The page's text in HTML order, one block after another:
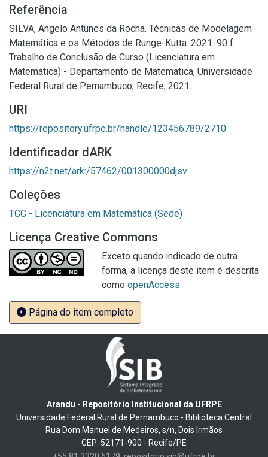
Referência
SILVA, Angelo Antunes da Rocha. Técnicas de Modelagem
Matemática e os Métodos de Runge-Kutta. 2021. 90 f.
Trabalho de Conclusão de Curso (Licenciatura em
Matemática) - Departamento de Matemática, Universidade
Federal Rural de Pernambuco, Recife, 2021.
URI
https://repository.ufrpe.br/handle/123456789/2710
Identificador dARK
https://n2t.net/ark:/57462/001300000djsv
Coleções
TCC - Licenciatura em Matemática (Sede)
Licença Creative Commons
Exceto quando indicado de outra
forma, a licença deste item é descrita
como openAccess
Página do item completo
Arandu - Repositório Institucional da UFRPE
Universidade Federal Rural de Pernambuco - Biblioteca Central
Rua Dom Manuel de Medeiros, s/n, Dois Irmãos
CEP: 52171-900 - Recife/PE